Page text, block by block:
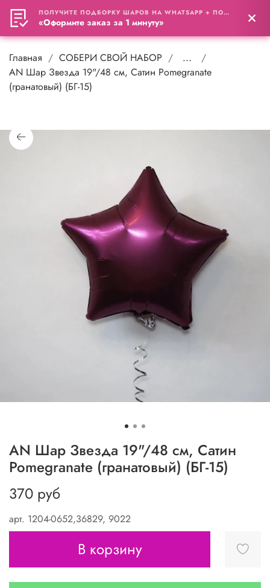
0
Главная СОБЕРИ СВОЙ НАБОР
...
АN Шар Звезда 19"/48 см, Сатин Pomegranate
(гранатовый) (БГ-15)
арт. 1204-0652,36829, 9022
АN Шар Звезда 19"/48 см, Сатин
Pomegranate (гранатовый) (БГ-15)
370 руб
В корзину
ПОЛУЧИТЕ ПОДБОРКУ ШАРОВ НА WHATSAPP + ПОДАРОК
«Оформите заказ за 1 минуту»